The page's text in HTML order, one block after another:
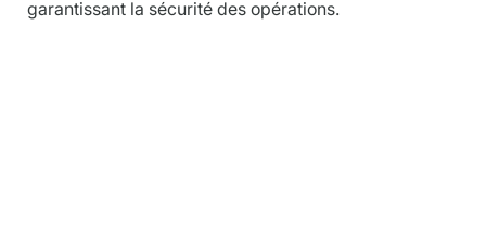
garantissant la sécurité des opérations.